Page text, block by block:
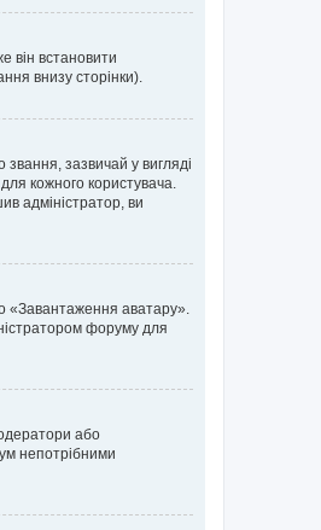
він встановити
внизу сторінки).
зазвичай у вигляді
кожного користувача.
адміністратор, ви
«Завантаження аватару».
форуму для
або
непотрібними